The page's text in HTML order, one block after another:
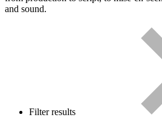
and sound.
Filter results